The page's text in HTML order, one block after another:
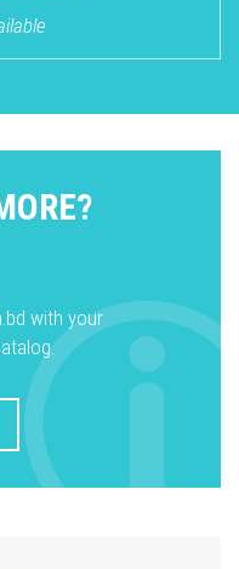
with your